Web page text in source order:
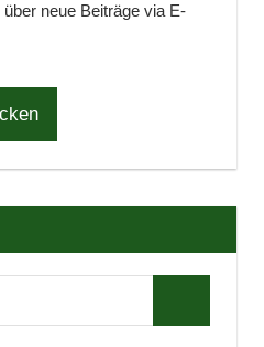
neue Beiträge via E-